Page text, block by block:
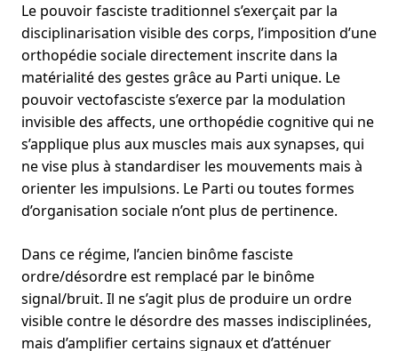
Le pouvoir fasciste traditionnel s’exerçait par la
disciplinarisation visible des corps, l’imposition d’une
orthopédie sociale directement inscrite dans la
matérialité des gestes grâce au Parti unique. Le
pouvoir vectofasciste s’exerce par la modulation
invisible des affects, une orthopédie cognitive qui ne
s’applique plus aux muscles mais aux synapses, qui
ne vise plus à standardiser les mouvements mais à
orienter les impulsions. Le Parti ou toutes formes
d’organisation sociale n’ont plus de pertinence.
Dans ce régime, l’ancien binôme fasciste
ordre/désordre est remplacé par le binôme
signal/bruit. Il ne s’agit plus de produire un ordre
visible contre le désordre des masses indisciplinées,
mais d’amplifier certains signaux et d’atténuer